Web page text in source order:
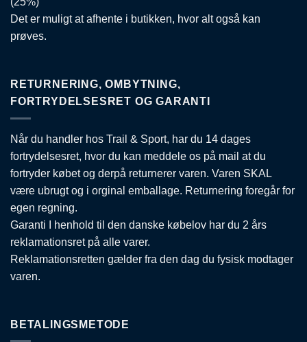
Det er muligt at afhente i butikken, hvor alt også kan
prøves.
RETURNERING, OMBYTNING,
FORTRYDELSESRET OG GARANTI
Når du handler hos Trail & Sport, har du 14 dages
fortrydelsesret, hvor du kan meddele os på mail at du
fortryder købet og derpå returnerer varen. Varen SKAL
være ubrugt og i orginal emballage. Returnering foregår for
egen regning.
Garanti I henhold til den danske købelov har du 2 års
reklamationsret på alle varer.
Reklamationsretten gælder fra den dag du fysisk modtager
varen.
BETALINGSMETODE